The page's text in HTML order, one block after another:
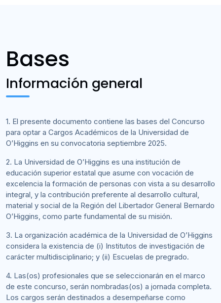
Bases
Información general
1. El presente documento contiene las bases del Concurso
para optar a Cargos Académicos de la Universidad de
O’Higgins en su convocatoria septiembre 2025.
2. La Universidad de O’Higgins es una institución de
educación superior estatal que asume con vocación de
excelencia la formación de personas con vista a su desarrollo
integral, y la contribución preferente al desarrollo cultural,
material y social de la Región del Libertador General Bernardo
O’Higgins, como parte fundamental de su misión.
3. La organización académica de la Universidad de O’Higgins
considera la existencia de (i) Institutos de investigación de
carácter multidisciplinario; y (ii) Escuelas de pregrado.
4. Las(os) profesionales que se seleccionarán en el marco
de este concurso, serán nombradas(os) a jornada completa.
Los cargos serán destinados a desempeñarse como